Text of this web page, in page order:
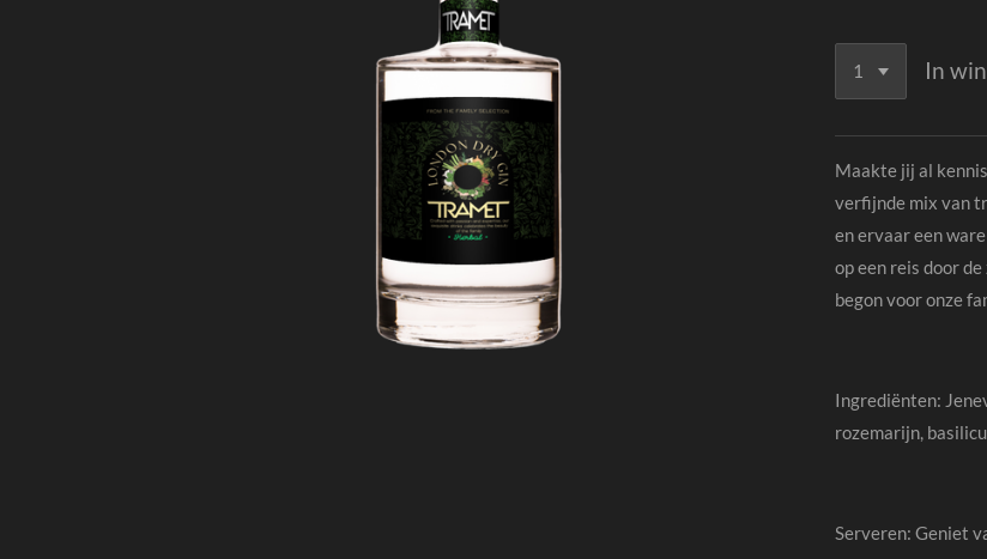
In
Maakte jij al
verfijnde mix van
en ervaar een
op een reis door
begon voor onze
Ingrediënten:
rozemarijn,
Serveren: Geniet